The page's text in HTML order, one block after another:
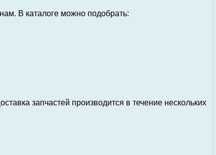
В каталоге можно подобрать:
запчастей производится в течение нескольких